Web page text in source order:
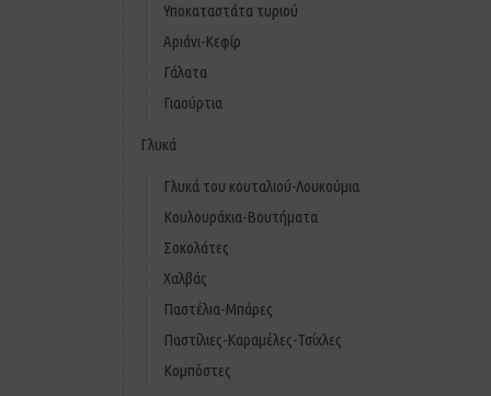
Υποκαταστάτα τυριού
Αριάνι-Κεφίρ
Γάλατα
Γιαούρτια
Γλυκά
Γλυκά του κουταλιού-Λουκούμια
Κουλουράκια-Βουτήματα
Σοκολάτες
Χαλβάς
Παστέλια-Μπάρες
Παστίλιες-Καραμέλες-Τσίχλες
Κομπόστες